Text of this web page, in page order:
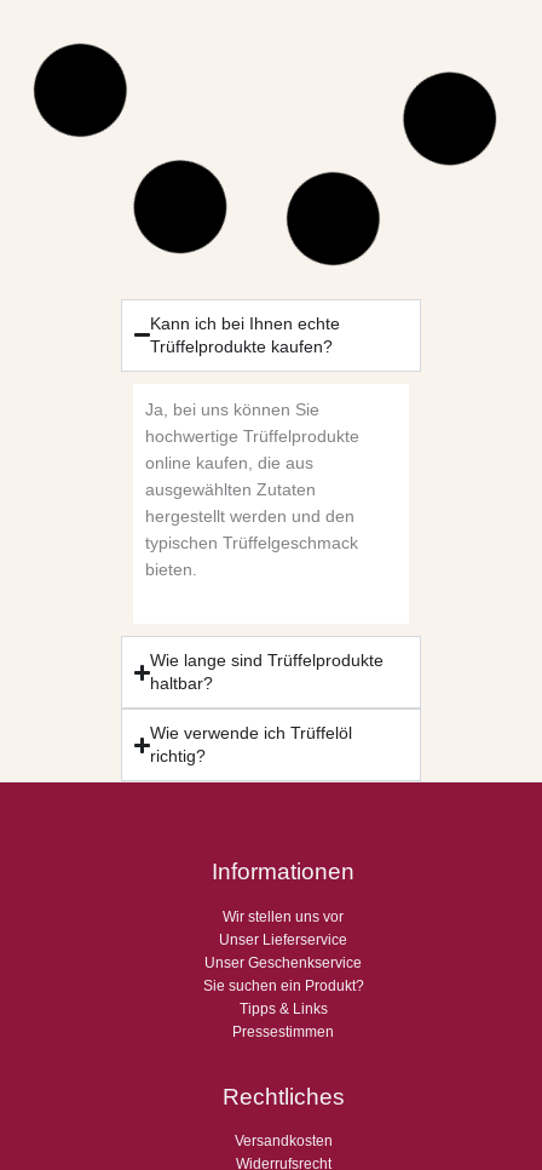
Kann ich bei Ihnen echte
Trüffelprodukte kaufen?
Ja, bei uns können Sie
hochwertige Trüffelprodukte
online kaufen, die aus
ausgewählten Zutaten
hergestellt werden und den
typischen Trüffelgeschmack
bieten.
Wie lange sind Trüffelprodukte
haltbar?
Wie verwende ich Trüffelöl
richtig?
Informationen
Wir stellen uns vor
Unser Lieferservice
Unser Geschenkservice
Sie suchen ein Produkt?
Tipps & Links
Pressestimmen
Rechtliches
Versandkosten
Widerrufsrecht